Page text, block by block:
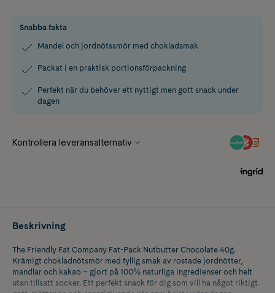
Snabba fakta
Mandel och jordnötssmör med chokladsmak
Packat i en praktisk portionsförpackning
Perfekt när du behöver ett nyttigt men gott snack under
dagen
Beskrivning
The Friendly Fat Company Fat-Pack Nutbutter Chocolate 40g.
Krämigt chokladnötsmör med fyllig smak av rostade jordnötter,
mandlar och kakao – gjort på 100% naturliga ingredienser och helt
utan tillsatt socker. Ett perfekt snack för dig som vill ha något riktigt